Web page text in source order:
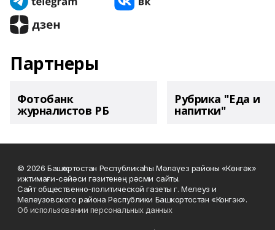
Партнеры
Фотобанк
журналистов РБ
Рубрика "Еда и
напитки"
© 2026 Башҡортостан Республикаһы Мәләүез районы «Көнгәк»
ижтимағи-сәйәси гәзитенең рәсми сайты.
Сайт общественно-политической газеты г. Мелеуз и
Мелеузовского района Республики Башкортостан «Конгэк».
Об использовании персональных данных